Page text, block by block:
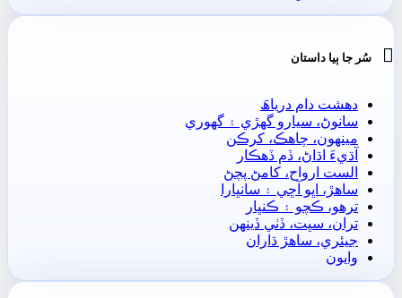
 سُر جا ٻيا داستان
دھشت دام درياھَ
سانوڻ، سيارو گهڙي ۽ گهوري
مينھون، چاھڪ، کرڪن
آڌيءَ اڌاڻ، ڏم ڏھڪار
الست ارواح، کامڻ پچڻ
ساھڙ، اڀو آڇي ۽ سانڀارا
ترھو، ڪچو ۽ ڪنڀار
تران، سڀت، ڏٺي ڏينھن
جيئري، ساھڙ ڌاران
وايون